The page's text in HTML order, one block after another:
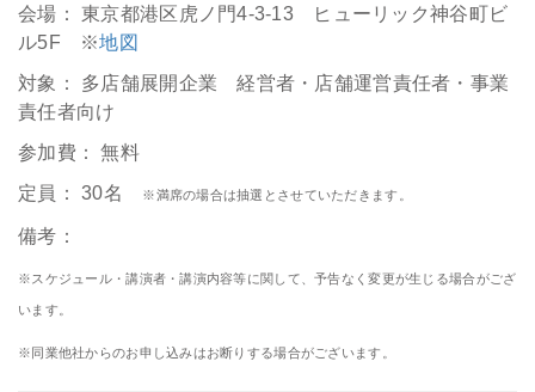
会場： 東京都港区虎ノ門4-3-13 ヒューリック神谷町ビ
ル5F ※地図
対象： 多店舗展開企業 経営者・店舗運営責任者・事業
責任者向け
参加費： 無料
定員： 30名
※満席の場合は抽選とさせていただきます。
備考：
※スケジュール・講演者・講演内容等に関して、予告なく変更が生じる場合がござ
います。
※同業他社からのお申し込みはお断りする場合がございます。